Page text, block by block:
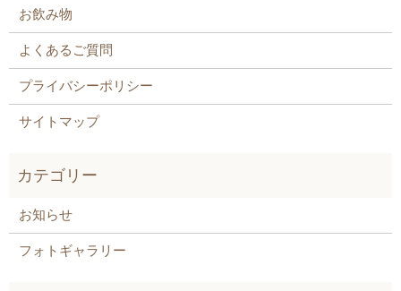
お飲み物
よくあるご質問
プライバシーポリシー
サイトマップ
お知らせ
フォトギャラリー